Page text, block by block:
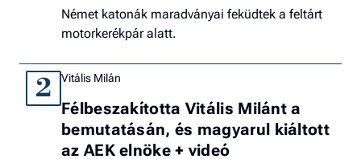
Német katonák maradványai feküdtek a feltárt
motorkerékpár alatt.
2 Vitális Milán
Félbeszakította Vitális Milánt a
bemutatásán, és magyarul kiáltott
az AEK elnöke + videó